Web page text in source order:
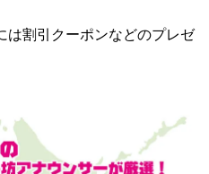
は割引クーポンなどのプレゼ